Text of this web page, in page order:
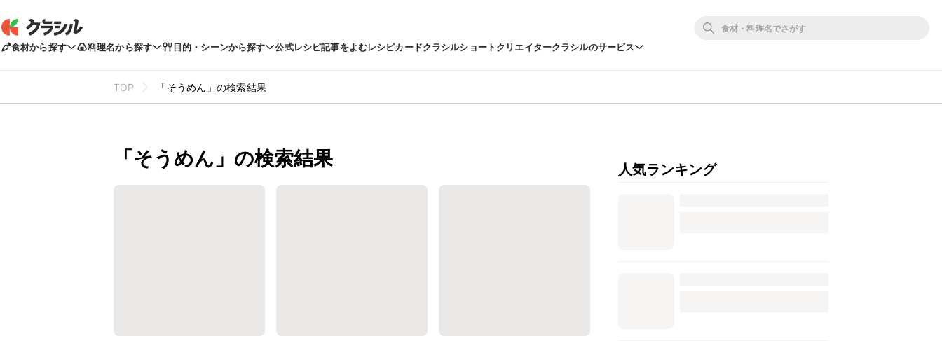
食材から探す 料理名から探す 目的・シーンから探す 公式レシピ記事をよむレシピカードクラシルショートクリエイタークラシルのサービス
TOP 「そうめん」の検索結果
「そうめん」の検索結果 人気ランキング